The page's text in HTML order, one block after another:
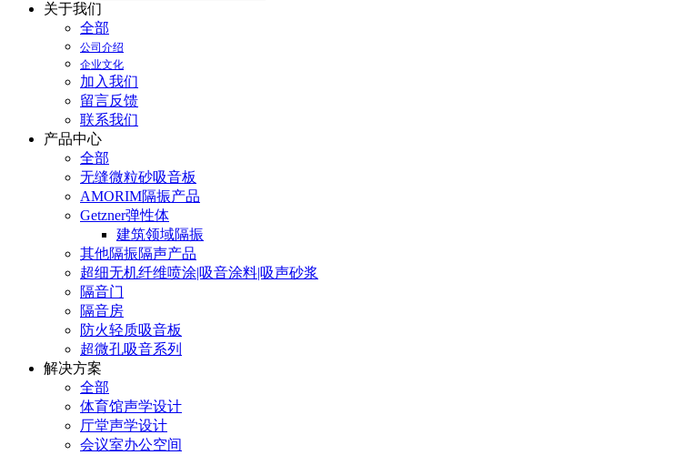
关于我们
全部
公司介绍
企业文化
加入我们
留言反馈
联系我们
产品中心
全部
无缝微粒砂吸音板
AMORIM隔振产品
Getzner弹性体
建筑领域隔振
其他隔振隔声产品
超细无机纤维喷涂|吸音涂料|吸声砂浆
隔音门
隔音房
防火轻质吸音板
超微孔吸音系列
解决方案
全部
体育馆声学设计
厅堂声学设计
会议室办公空间